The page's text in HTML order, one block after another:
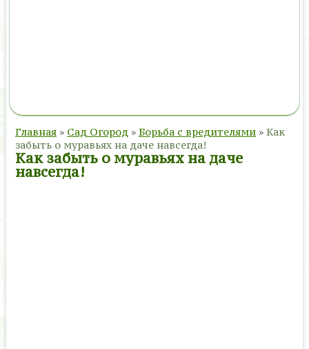
Главная » Сад Огород » Борьба с вредителями » Как
забыть о муравьях на даче навсегда!
Как забыть о муравьях на даче
навсегда!